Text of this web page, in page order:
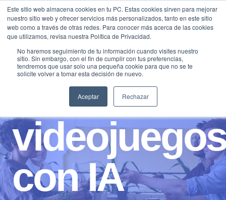
Este sitio web almacena cookies en tu PC. Estas cookies sirven para mejorar
nuestro sitio web y ofrecer servicios más personalizados, tanto en este sitio
web como a través de otras redes. Para conocer más acerca de las cookies
que utilizamos, revisa nuestra Política de Privacidad.
No haremos seguimiento de tu información cuando visites nuestro
sitio. Sin embargo, con el fin de cumplir con tus preferencias,
tendremos que usar solo una pequeña cookie para que no se te
solicite volver a tomar esta decisión de nuevo.
Aceptar Rechazar
Saltar
contenido
videojuegos
con IA
Traducir »